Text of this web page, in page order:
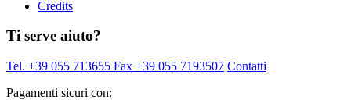
Credits
Ti serve aiuto?
Tel. +39 055 713655 Fax +39 055 7193507 Contatti
Pagamenti sicuri con: